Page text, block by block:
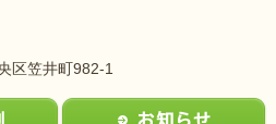
区笠井町982-1